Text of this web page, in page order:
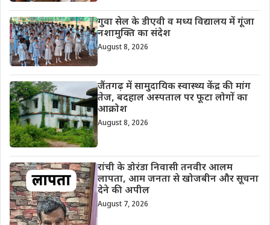
गुवा सेल के डीएवी व मध्य विद्यालय में गूंजा
नशामुक्ति का संदेश
August 8, 2026
जैंतगढ़ में सामुदायिक स्वास्थ्य केंद्र की मांग
तेज, बदहाल अस्पताल पर फूटा लोगों का
आक्रोश
August 8, 2026
रांची के डोरंडा निवासी तनवीर आलम
लापता, आम जनता से खोजबीन और सूचना
देने की अपील
August 7, 2026